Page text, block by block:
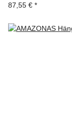
87,55 € *